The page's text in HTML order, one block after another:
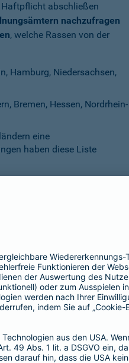
Haftpflicht abschließen
nachzufragen
, welche Rassen von der
Hamburg, Niedersachsen,
Bremen, Hessen, Nordrhein-
eine
haben diese Liste
werden. Sie werden
Listenhunde auch als
Bundesland.